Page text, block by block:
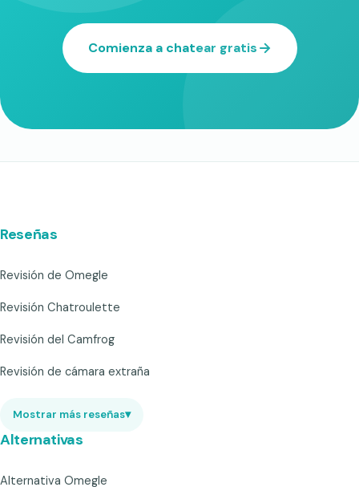
Comienza a chatear gratis
Reseñas
Revisión de Omegle
Revisión Chatroulette
Revisión del Camfrog
Revisión de cámara extraña
Mostrar más reseñas▾
Alternativas
Alternativa Omegle